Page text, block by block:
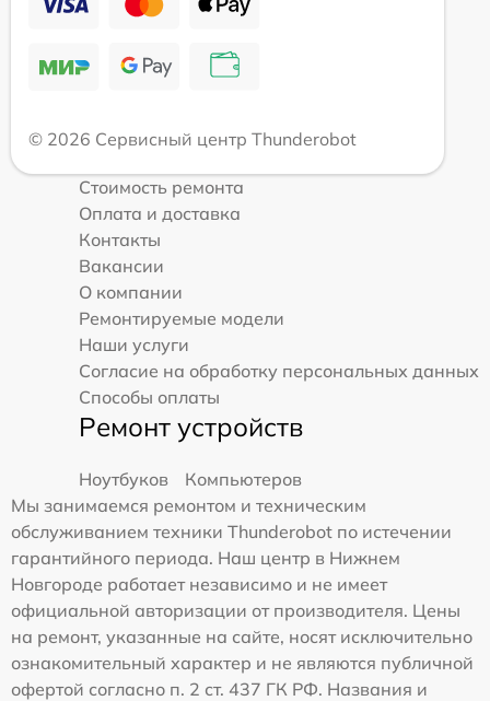
© 2026 Сервисный центр Thunderobot
Стоимость ремонта
Оплата и доставка
Контакты
Вакансии
О компании
Ремонтируемые модели
Наши услуги
Согласие на обработку персональных данных
Способы оплаты
Ремонт устройств
Ноутбуков
Компьютеров
Мы занимаемся ремонтом и техническим
обслуживанием техники Thunderobot по истечении
гарантийного периода. Наш центр в Нижнем
Новгороде работает независимо и не имеет
официальной авторизации от производителя. Цены
на ремонт, указанные на сайте, носят исключительно
ознакомительный характер и не являются публичной
офертой согласно п. 2 ст. 437 ГК РФ. Названия и